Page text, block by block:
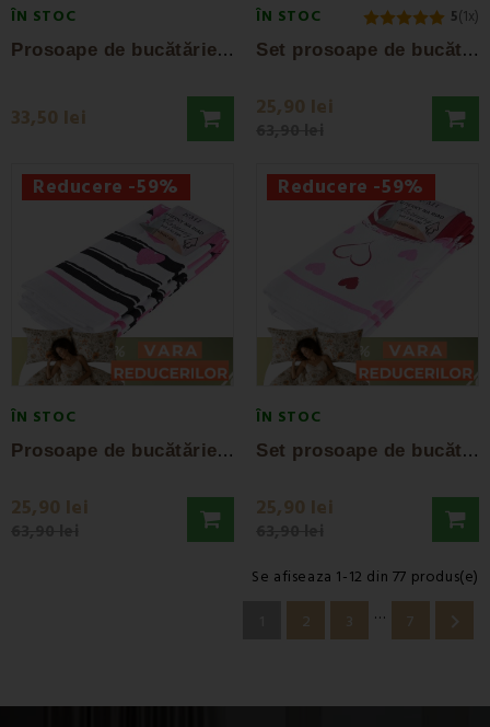
ÎN STOC
P
rosoape de bucătărie Set 3 buc. galben EMI
33,50 lei
ÎN STOC 5(1x)
S
et prosoape de bucătărie Galate 3 buc EMI
25,90 lei
Reducere -59%
ÎN STOC
P
rosoape de bucătărie Diona set 3 buc EMI
25,90 lei
Reducere -59%
ÎN STOC
S
et prosoape de bucătărie Cathe 3 buc EMI
25,90 lei
Se afiseaza 1-12 din 77 produs(e)
2 3 … 7 